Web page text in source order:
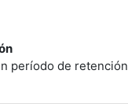
período de retención